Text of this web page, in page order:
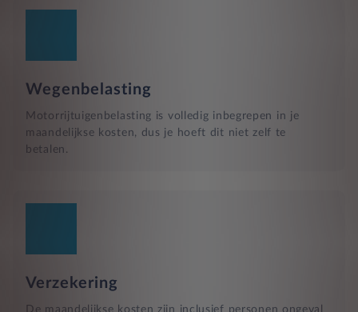
Wegenbelasting
Motorrijtuigenbelasting is volledig inbegrepen in je
maandelijkse kosten, dus je hoeft dit niet zelf te
betalen.
Verzekering
De maandelijkse kosten zijn inclusief personen ongeval